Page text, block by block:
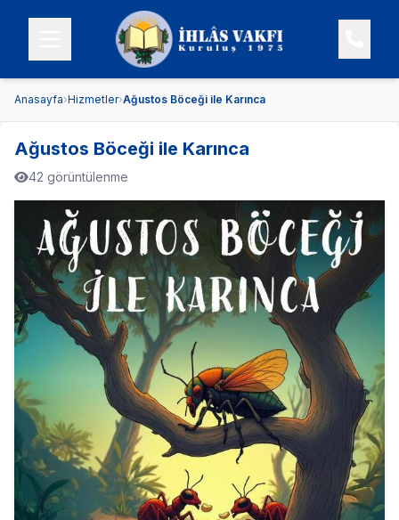
Anasayfa›Hizmetler›Ağustos Böceği ile Karınca
Ağustos Böceği ile Karınca
42 görüntülenme